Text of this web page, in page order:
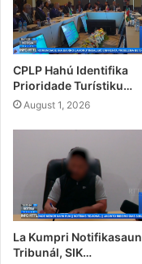
CPLP Hahú Identifika
Prioridade Turístiku…
August 1, 2026
La Kumpri Notifikasaun
Tribunál, SIK…